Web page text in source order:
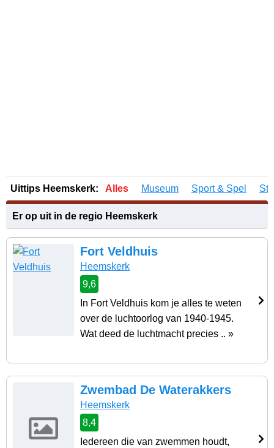
Uittips Heemskerk: Alles Museum Sport & Spel
Er op uit in de regio Heemskerk
Fort Veldhuis
Heemskerk
9,6
In Fort Veldhuis kom je alles te weten
over de luchtoorlog van 1940-1945.
Wat deed de luchtmacht precies .. »
Zwembad De Waterakkers
Heemskerk
8,4
Iedereen die van zwemmen houdt,